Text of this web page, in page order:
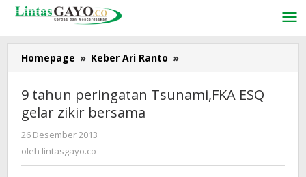
Lewati
konten
Homepage » Keber Ari Ranto »
tahun
Tsunami,FKA
9 tahun peringatan Tsunami,FKA ESQ
gelar zikir bersama
26 Desember 2013
oleh lintasgayo.co